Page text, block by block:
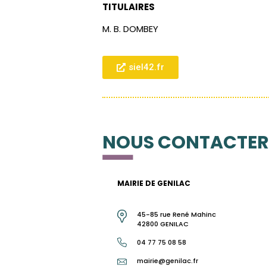
TITULAIRES
M. B. DOMBEY
siel42.fr
NOUS CONTACTER
MAIRIE DE GENILAC
45-85 rue René Mahinc
42800 GENILAC
04 77 75 08 58
mairie@genilac.fr